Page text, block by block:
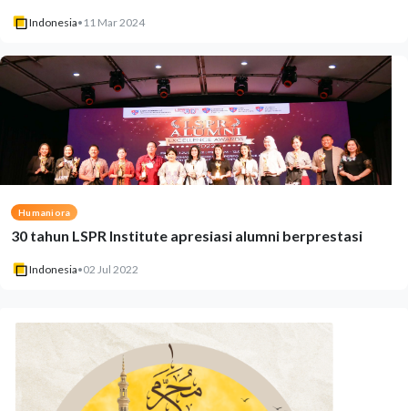
Indonesia• 11 Mar 2024
Humaniora
30 tahun LSPR Institute apresiasi alumni berprestasi
Indonesia•02 Jul 2022